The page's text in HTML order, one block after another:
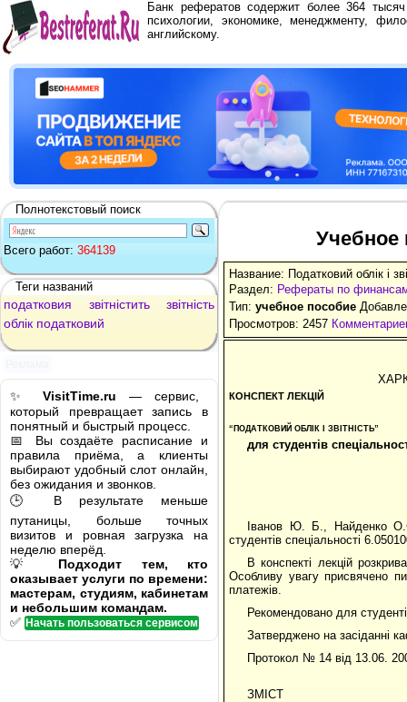
Банк рефератов содержит более 364
психологии, экономике, менеджменту,
английскому.
Полнотекстовый поиск
Всего работ: 364139
Теги названий
податковия звітністить
звітність
облік податковий
✨ VisitTime.ru — сервис,
который превращает запись в
понятный и быстрый процесс.
📅 Вы создаёте расписание и
правила приёма, а клиенты
выбирают удобный слот онлайн,
без ожидания и звонков.
🕒 В результате меньше
путаницы, больше точных
визитов и ровная загрузка на
неделю вперёд.
💡 Подходит тем, кто
оказывает услуги по времени:
мастерам, студиям, кабинетам
и небольшим командам.
✅ Начать пользоваться сервисом
Учебное
Название: Податковий облік і
Раздел: Рефераты по
Тип: учебное пособие
Просмотров: 2457
КОНСПЕКТ ЛЕКЦІЙ
“ПОДАТКОВИЙ ОБЛІК І ЗВІТНІСТЬ”
для студентів
Іванов Ю. Б., Найденко О.Є.
студентів спеціальності
В конспекті лекцій
Особливу увагу присвячено
платежів.
Рекомендовано для
Затверджено на засіданні
Протокол № 14 від 13.06.
ЗМІСТ